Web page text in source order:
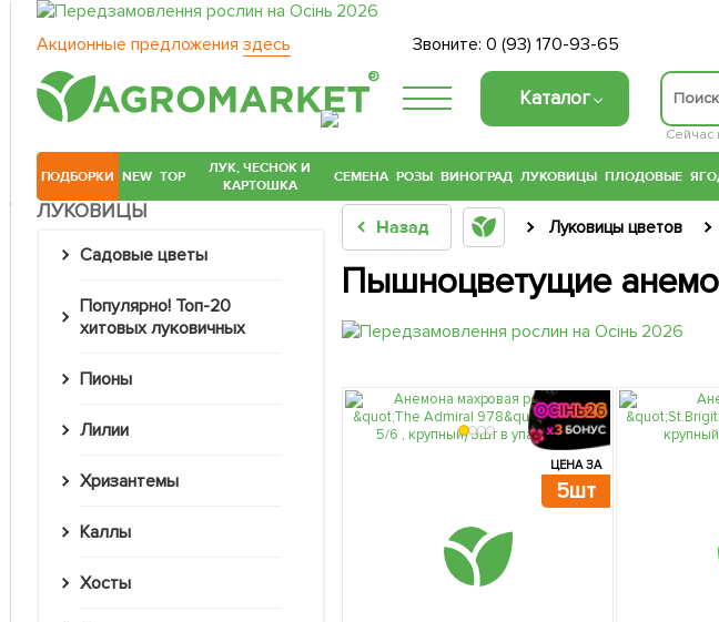
Акционные предложения здесь Звоните:0 (93) 170-93-65
®
Каталог
Сейчас
ПОДБОРКИ NEW TOP
ЛУК, ЧЕСНОК И
КАРТОШКА
СЕМЕНА РОЗЫ ВИНОГРАД ЛУКОВИЦЫ ПЛОДОВЫЕ
ЛУКОВИЦЫ
Садовые цветы
Популярно! Топ-20
хитовых луковичных
Пионы
Лилии
Хризантемы
Каллы
Хосты
Назад Луковицы цветов
Пышноцветущие
ЦЕНА ЗА
5шт